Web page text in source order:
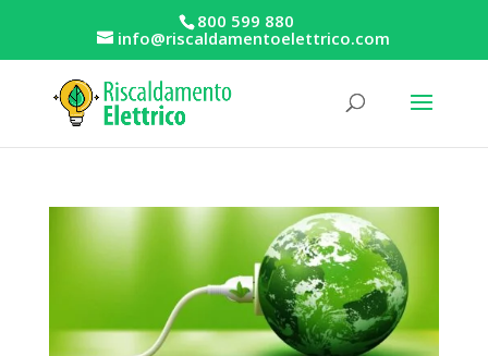
800 599 880
info@riscaldamentoelettrico.com